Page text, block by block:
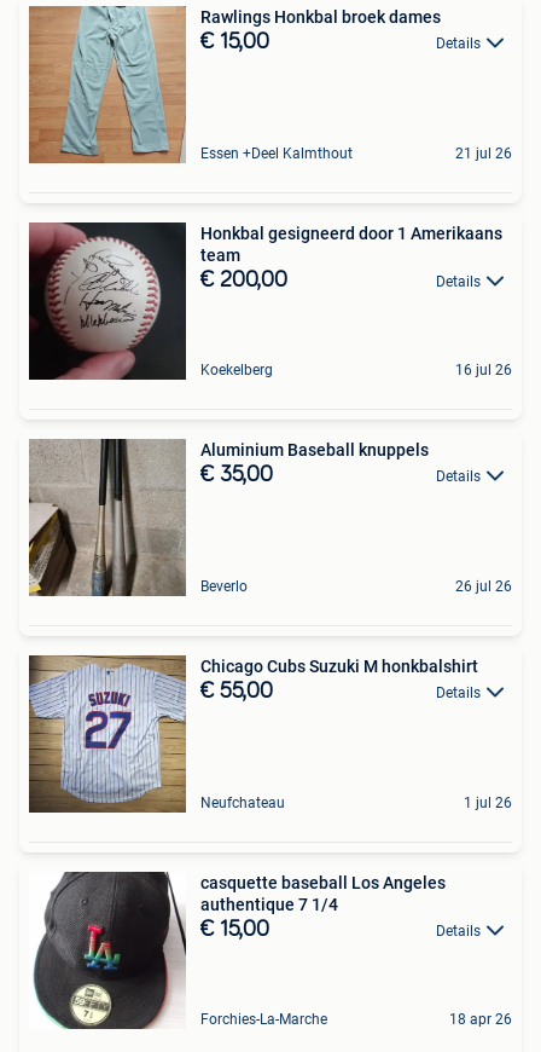
Rawlings Honkbal broek dames
€ 15,00 Details
Essen +Deel Kalmthout 21 jul 26
Honkbal gesigneerd door 1 Amerikaans
team
€ 200,00 Details
Koekelberg 16 jul 26
Aluminium Baseball knuppels
€ 35,00 Details
Beverlo 26 jul 26
Chicago Cubs Suzuki M honkbalshirt
€ 55,00 Details
Neufchateau 1 jul 26
casquette baseball Los Angeles
authentique 7 1/4
€ 15,00 Details
Forchies-La-Marche 18 apr 26